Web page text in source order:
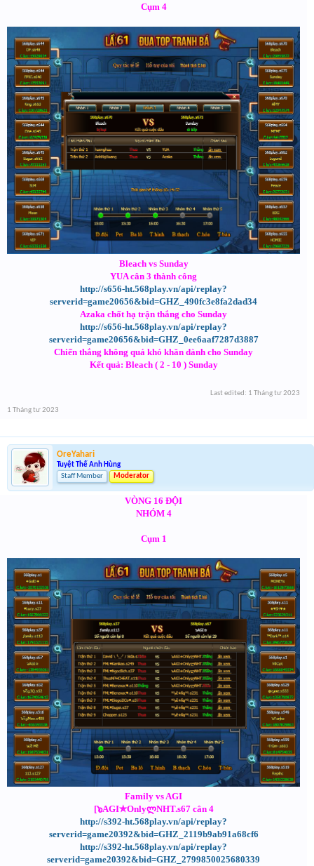
Cụm 4
Bleach vs Sunday
YUA cân 3 thành công
http://s656-ht.568play.vn/api/replay?
serverid=game20656&bid=GHZ_490fc3e8fa2dad34
Azaka chốt hạ trận thắng cho Sunday
http://s656-ht.568play.vn/api/replay?
serverid=game20656&bid=GHZ_0ee6aaf7287d3887
Chiến thắng không quá khó khăn dành cho Sunday
Kết quả: Bleach ( 2 - 10 ) Sunday
Last edited: 1 Tháng tư 2023
1 Tháng tư 2023
OreYahari
Tuyệt Thế Anh Hùng
Staff Member
Moderator
VÒNG 16 ĐỘI
NHÓM 4
Cụm 1
Family vs AGI
[๖AGI✯OnlyლNHT.s67 cân 4
http://s392-ht.568play.vn/api/replay?
serverid=game20392&bid=GHZ_2119b9ab91a68cf6
http://s392-ht.568play.vn/api/replay?
serverid=game20392&bid=GHZ_2799850025680339